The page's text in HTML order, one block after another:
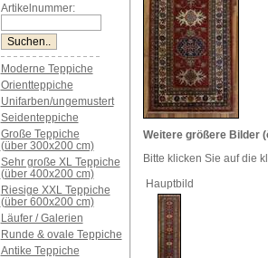
Artikelnummer:
Moderne Teppiche
Orientteppiche
Unifarben/ungemustert
Seidenteppiche
Große Teppiche
(über 300x200 cm)
Sehr große XL Teppiche
(über 400x200 cm)
Riesige XXL Teppiche
(über 600x200 cm)
Läufer / Galerien
Runde & ovale Teppiche
Antike Teppiche
Weitere größere Bilder
Bitte klicken Sie auf die
Hauptbild